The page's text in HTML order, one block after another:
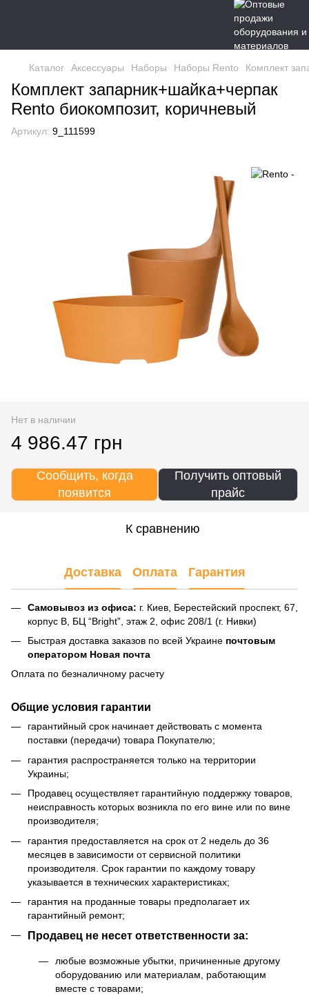
Каталог Аксессуары Наборы Наборы Rento Комплект
Комплект запарник+шайка+черпак
Rento биокомпозит, коричневый
Артикул: 9_111599
Нет в наличии
4 986.47 грн
Сообщить, когда
появится
Получить оптовый
прайс
К сравнению
Доставка Оплата Гарантия
Самовывоз из офиса: г. Киев, Берестейский проспект, 67,
корпус В, БЦ “Bright”, этаж 2, офис 208/1 (г. Нивки)
Быстрая доставка заказов по всей Украине почтовым
оператором Новая почта
Оплата по безналичному расчету
Общие условия гарантии
гарантийный срок начинает действовать с момента
поставки (передачи) товара Покупателю;
гарантия распространяется только на территории
Украины;
Продавец осуществляет гарантийную поддержку товаров,
неисправность которых возникла по его вине или по вине
производителя;
гарантия предоставляется на срок от 2 недель до 36
месяцев в зависимости от сервисной политики
производителя. Срок гарантии по каждому товару
указывается в технических характеристиках;
гарантия на проданные товары предполагает их
гарантийный ремонт;
Продавец не несет ответственности за:
любые возможные убытки, причиненные другому
оборудованию или материалам, работающим
вместе с товарами;